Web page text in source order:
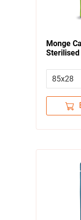
Monge
Sterilised
для
Паучи
овощами
85х28